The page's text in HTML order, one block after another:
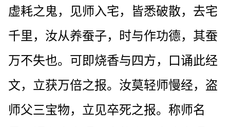
虚耗之鬼，见师入宅，皆悉破散，去宅
千里，汝从养蚕子，时与作功德，其蚕
万不失也。可即烧香与四方，口诵此经
文，立获万倍之报。汝莫轻师慢经，盗
师父三宝物，立见卒死之报。称师名